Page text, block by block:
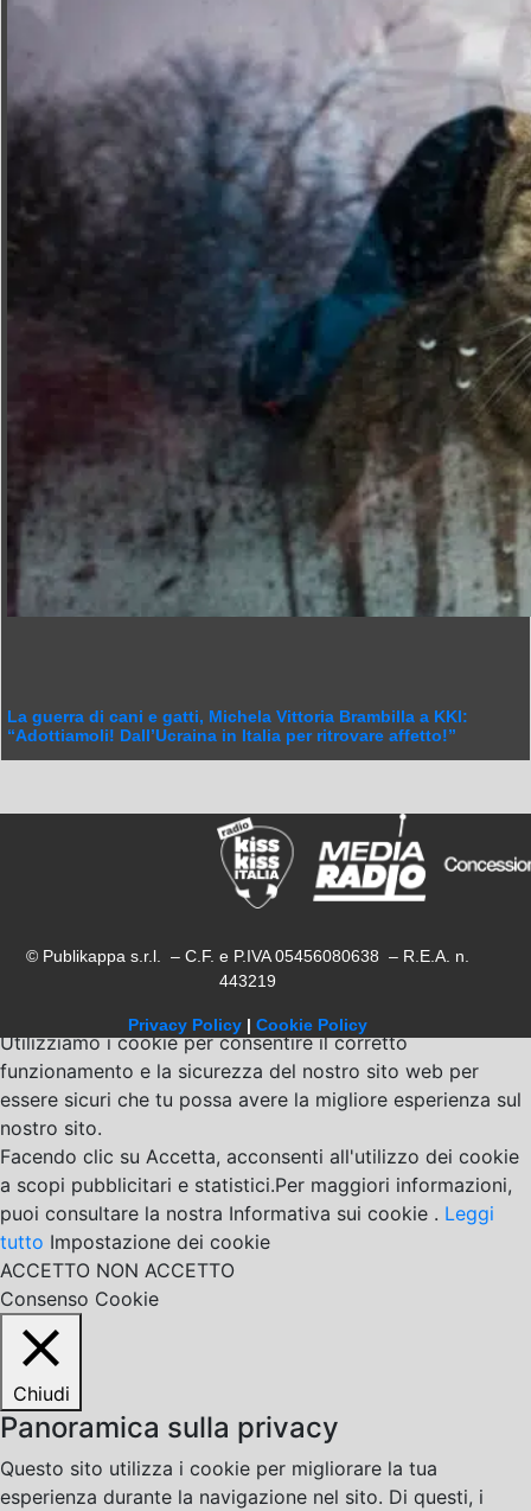
La guerra di cani e gatti, Michela Vittoria Brambilla a KKI:
“Adottiamoli! Dall’Ucraina in Italia per ritrovare affetto!”
© Publikappa s.r.l. – C.F. e P.IVA 05456080638 – R.E.A. n.
443219
Privacy Policy | Cookie Policy
Utilizziamo i cookie per consentire il corretto
funzionamento e la sicurezza del nostro sito web per
essere sicuri che tu possa avere la migliore esperienza sul
nostro sito.
Facendo clic su Accetta, acconsenti all'utilizzo dei cookie
a scopi pubblicitari e statistici.Per maggiori informazioni,
puoi consultare la nostra Informativa sui cookie . Leggi
tutto Impostazione dei cookie
ACCETTO NON ACCETTO
Consenso Cookie
Chiudi
Panoramica sulla privacy
Questo sito utilizza i cookie per migliorare la tua
esperienza durante la navigazione nel sito. Di questi, i